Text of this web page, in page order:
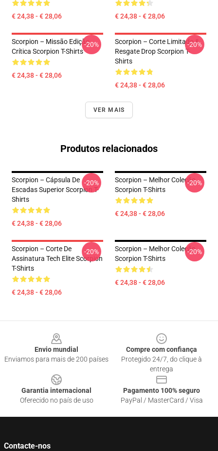
€ 24,38 - € 28,06 € 24,38 - € 28,06
Scorpion – Missão Edição
Crítica Scorpion T-Shirts
€ 24,38 - € 28,06
-20%
Scorpion – Corte Limitado &
Resgate Drop Scorpion T-
Shirts
€ 24,38 - € 28,06
-20%
VER MAIS
Produtos relacionados
Scorpion – Cápsula De
Escadas Superior Scorpion T-
Shirts
€ 24,38 - € 28,06
-20%
Scorpion – Melhor Coleção
Scorpion T-Shirts
€ 24,38 - € 28,06
-20%
Scorpion – Corte De
Assinatura Tech Elite Scorpion
T-Shirts
€ 24,38 - € 28,06
-20%
Scorpion – Melhor Coleção
Scorpion T-Shirts
€ 24,38 - € 28,06
-20%
Envio mundial
Enviamos para mais de 200 países
Compre com confiança
Protegido 24/7, do clique à
entrega
Garantia internacional
Oferecido no país de uso
Pagamento 100% seguro
PayPal / MasterCard / Visa
Contacte-nos